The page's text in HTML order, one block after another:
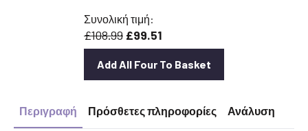
Συνολική τιμή:
£108.99 £99.51
Add All Four To Basket
Περιγραφή Πρόσθετες πληροφορίες Ανάλυση